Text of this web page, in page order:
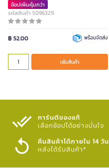
ช้อปเพิ่มคุ้มกว่า
รหัสสินค้า 5096329
฿ 52.00 พร้อมจัดส่ง
เพิ่มสินค้า
การันตีของแท้
เลือกช้อปได้อย่างมั่นใจ​
คืนสินค้าได้ภายใน 14 วัน
หลังได้รับสินค้า*